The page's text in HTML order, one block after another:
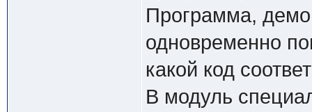
Программа,
одновременно
какой код
В модуль